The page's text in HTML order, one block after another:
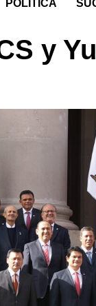
POLÍTICA
y